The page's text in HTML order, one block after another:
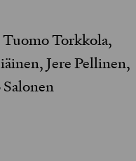
Torkkola,
Jere Pellinen,